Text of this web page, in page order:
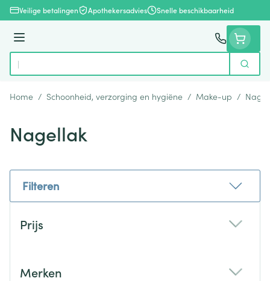
Ga naar de inhoud
Veilige betalingen Apothekersadvies Snelle beschikbaarheid
Menu
Product, merk, categorie...
Zoek
Home / Schoonheid, verzorging en hygiëne / Make-up /
Nagellak
Filteren
Prijs
Merken